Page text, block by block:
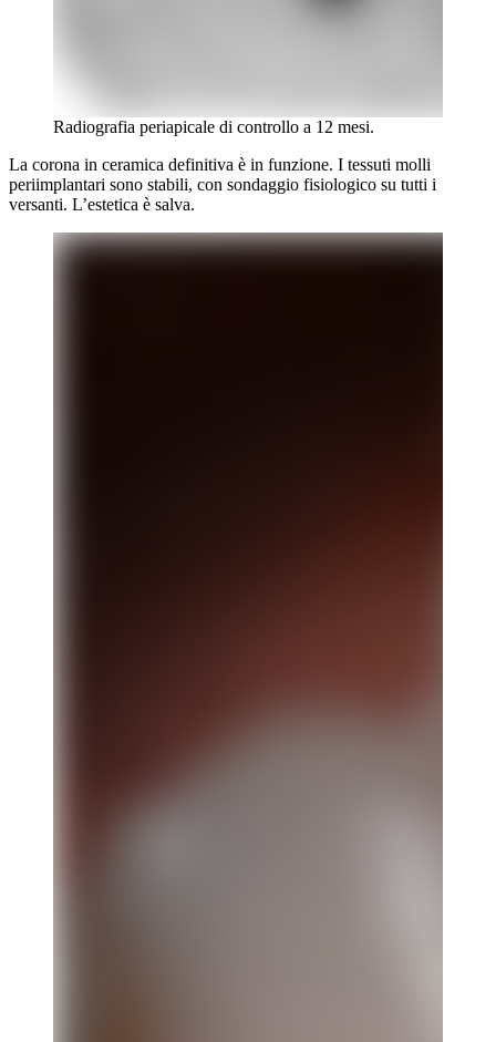
Contenuto clinico riservato
Iscriviti alla newsletter per visualizzare le immagini
cliniche.
Radiografia periapicale di controllo a 12 mesi.
La corona in ceramica definitiva è in funzione. I tessuti molli
periimplantari sono stabili, con sondaggio fisiologico su tutti i
versanti. L’estetica è salva.